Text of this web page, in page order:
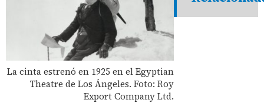
La cinta estrenó en 1925 en el Egyptian
Theatre de Los Ángeles. Foto: Roy
Export Company Ltd.